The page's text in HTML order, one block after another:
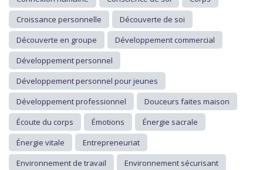
Croissance personnelle
Découverte de soi
Découverte en groupe
Développement commercial
Développement personnel
Développement personnel pour jeunes
Développement professionnel
Douceurs faites maison
Écoute du corps
Émotions
Énergie sacrale
Énergie vitale
Entrepreneuriat
Environnement de travail
Environnement sécurisant